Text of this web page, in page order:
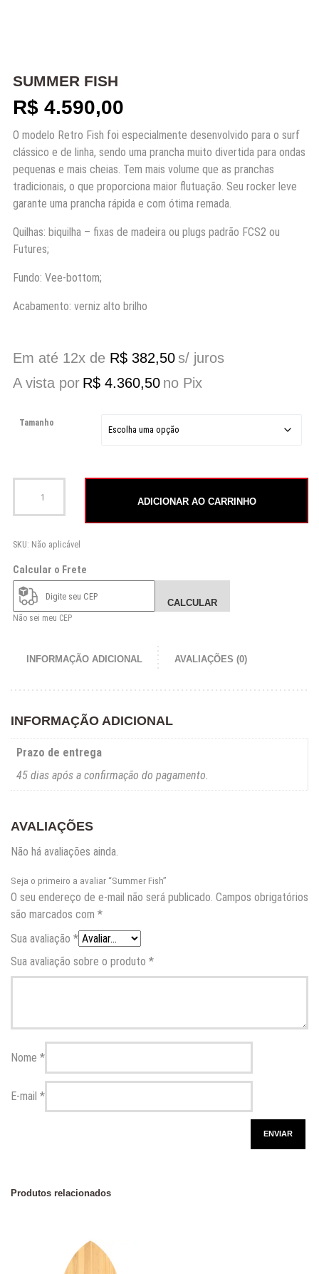
SUMMER FISH
R$4.590,00
O modelo Retro Fish foi especialmente desenvolvido para o surf
clássico e de linha, sendo uma prancha muito divertida para ondas
pequenas e mais cheias. Tem mais volume que as pranchas
tradicionais, o que proporciona maior flutuação. Seu rocker leve
garante uma prancha rápida e com ótima remada.
Quilhas: biquilha – fixas de madeira ou plugs padrão FCS2 ou
Futures;
Fundo: Vee-bottom;
Acabamento: verniz alto brilho
Em até 12x de R$382,50s/ juros
A vista por R$4.360,50 no Pix
Tamanho
Summer Fish quantidade
ADICIONAR AO CARRINHO
SKU: Não aplicável
Calcular o Frete
CALCULAR
Não sei meu CEP
INFORMAÇÃO ADICIONAL AVALIAÇÕES (0)
INFORMAÇÃO ADICIONAL
Prazo de entrega
45 dias após a confirmação do pagamento.
AVALIAÇÕES
Não há avaliações ainda.
Seja o primeiro a avaliar “Summer Fish”
O seu endereço de e-mail não será publicado. Campos obrigatórios
são marcados com *
Sua avaliação *
Sua avaliação sobre o produto *
Nome *
E-mail *
Produtos relacionados